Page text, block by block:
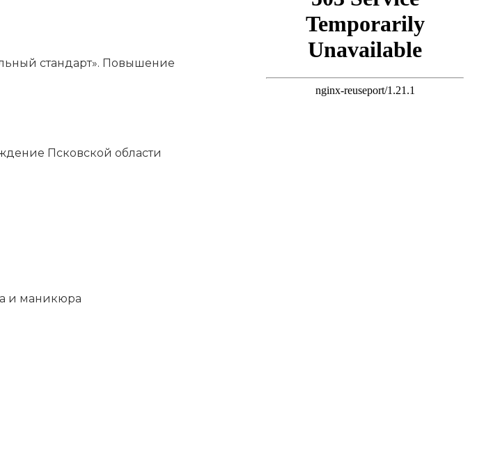
стандарт». Повышение
Псковской области
и маникюра